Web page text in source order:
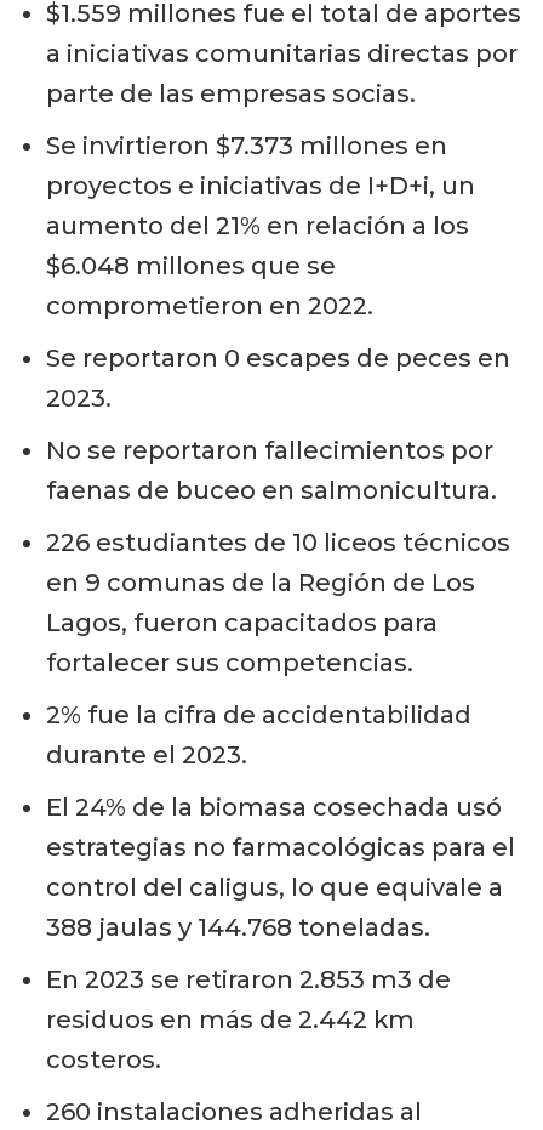
$1.559 millones fue el total de aportes
a iniciativas comunitarias directas por
parte de las empresas socias.
Se invirtieron $7.373 millones en
proyectos e iniciativas de I+D+i, un
aumento del 21% en relación a los
$6.048 millones que se
comprometieron en 2022.
Se reportaron 0 escapes de peces en
2023.
No se reportaron fallecimientos por
faenas de buceo en salmonicultura.
226 estudiantes de 10 liceos técnicos
en 9 comunas de la Región de Los
Lagos, fueron capacitados para
fortalecer sus competencias.
2% fue la cifra de accidentabilidad
durante el 2023.
El 24% de la biomasa cosechada usó
estrategias no farmacológicas para el
control del caligus, lo que equivale a
388 jaulas y 144.768 toneladas.
En 2023 se retiraron 2.853 m3 de
residuos en más de 2.442 km
costeros.
260 instalaciones adheridas al